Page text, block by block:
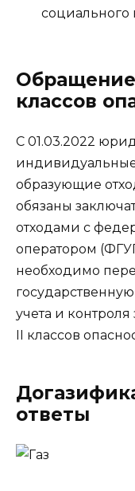
социального
классов
С 01.03.2022
образующие
обязаны
отходами с
оператором
необходимо
учета и
II классов
ответы